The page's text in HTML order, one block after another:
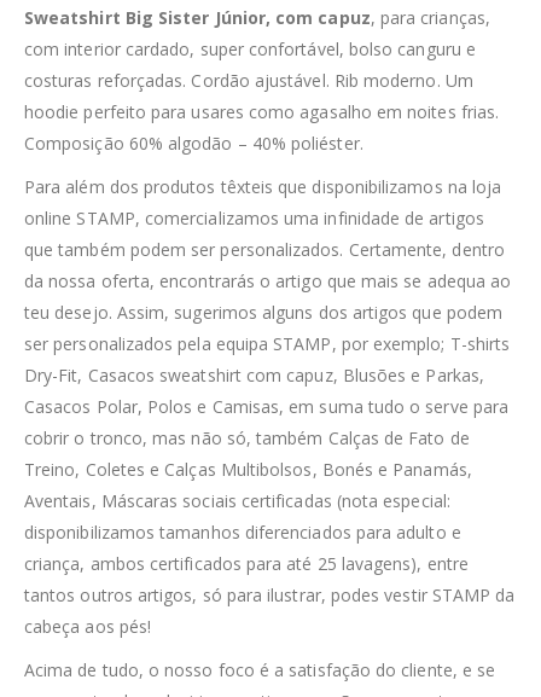
Sweatshirt Big Sister Júnior, com capuz, para crianças,
com interior cardado, super confortável, bolso canguru e
costuras reforçadas. Cordão ajustável. Rib moderno. Um
hoodie perfeito para usares como agasalho em noites frias.
Composição 60% algodão – 40% poliéster.
Para além dos produtos têxteis que disponibilizamos na loja
online STAMP, comercializamos uma infinidade de artigos
que também podem ser personalizados. Certamente, dentro
da nossa oferta, encontrarás o artigo que mais se adequa ao
teu desejo. Assim, sugerimos alguns dos artigos que podem
ser personalizados pela equipa STAMP, por exemplo; T-shirts
Dry-Fit, Casacos sweatshirt com capuz, Blusões e Parkas,
Casacos Polar, Polos e Camisas, em suma tudo o serve para
cobrir o tronco, mas não só, também Calças de Fato de
Treino, Coletes e Calças Multibolsos, Bonés e Panamás,
Aventais, Máscaras sociais certificadas (nota especial:
disponibilizamos tamanhos diferenciados para adulto e
criança, ambos certificados para até 25 lavagens), entre
tantos outros artigos, só para ilustrar, podes vestir STAMP da
cabeça aos pés!
Acima de tudo, o nosso foco é a satisfação do cliente, e se